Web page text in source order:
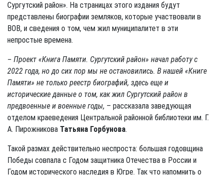
Сургутский район». На страницах этого издания будут
представлены биографии земляков, которые участвовали в
ВОВ, и сведения о том, чем жил муниципалитет в эти
непростые времена.
– Проект «Книга Памяти. Сургутский район» начал работу с
2022 года, но до сих пор мы не остановились. В нашей «Книге
Памяти» не только реестр биографий, здесь еще и
исторические данные о том, как жил Сургутский район в
предвоенные и военные годы, – рассказала заведующая
отделом краеведения Центральной районной библиотеки им. Г.
А. Пирожникова Татьяна Горбунова.
Такой размах действительно неспроста: большая годовщина
Победы совпала с Годом защитника Отечества в России и
Годом исторического наследия в Югре. Так что напомнить о